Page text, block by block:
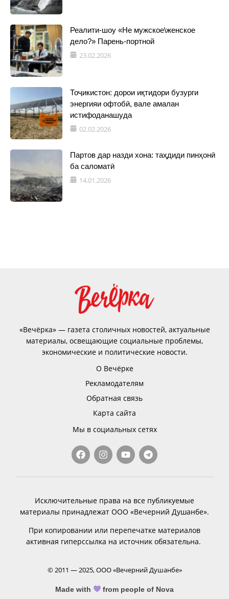
Реалити-шоу «Не мужское\женское
дело?» Парень-портной
23.02.2026
Тоҷикистон: дорои иқтидори бузурги
энергияи офтобӣ, вале амалан
истифоданашуда
02.02.2026
Партов дар назди хона: таҳдиди пинҳонӣ
ба саломатӣ
14.01.2026
«Вечёрка» — газета столичных новостей, актуальные
материалы, освещающие социальные проблемы,
экономические и политические новости.
О Вечёрке
Рекламодателям
Обратная связь
Карта сайта
Мы в социальных сетях
Исключительные права на все публикуемые
материалы принадлежат ООО «Вечерний Душанбе».
При копировании или перепечатке материалов
активная гиперссылка на источник обязательна.
© 2011 — 2025, ООО «Вечерний Душанбе»
Made with from people of Nova